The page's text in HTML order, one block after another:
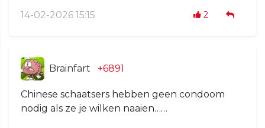
14-02-2026 15:15 2
Brainfart +6891
Chinese schaatsers hebben geen condoom
nodig als ze je wilken naaien……